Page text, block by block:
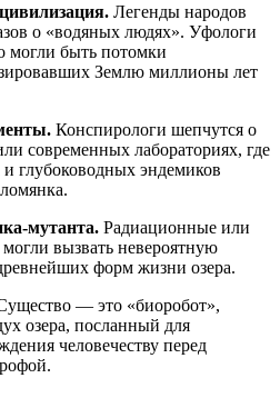
Легенды народов
о «водяных людях». Уфологи
могли быть потомки
Землю миллионы лет
Конспирологи шепчутся о
современных лабораториях, где
глубоководных эндемиков
мутанта. Радиационные или
вызвать невероятную
форм жизни озера.
— это «биоробот»,
озера, посланный для
человечеству перед